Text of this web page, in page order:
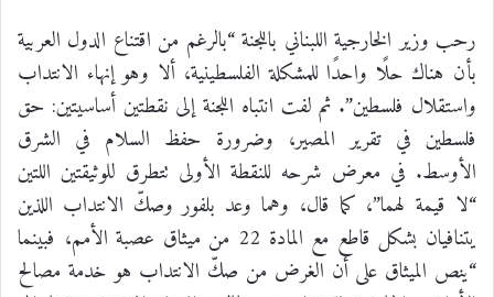
رحب وزير الخارجية اللبناني باللجنة “بالرغم من اقتناع الدول العربية
بأن هناك حلًا واحدًا للمشكلة الفلسطينية، ألا وهو إنهاء الانتداب
واستقلال فلسطين”. ثم لفت انتباه اللجنة إلى نقطتين أساسيتين: حق
فلسطين في تقرير المصير، وضرورة حفظ السلام في الشرق
الأوسط. في معرض شرحه للنقطة الأولى تتطرق للوثيقتين اللتين
“لا قيمة لهما”، كما قال، وهما وعد بلفور وصكّ الانتداب اللذين
يتنافيان بشكل قاطع مع المادة 22 من ميثاق عصبة الأمم، فبينما
“ينص الميثاق على أن الغرض من صكّ الانتداب هو خدمة مصالح